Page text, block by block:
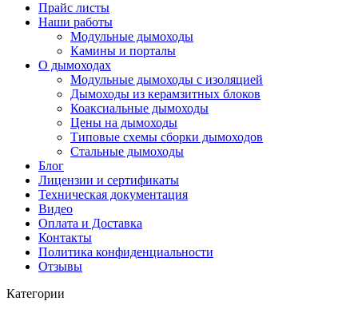
Прайс листы
Наши работы
Модульные дымоходы
Камины и порталы
О дымоходах
Модульные дымоходы с изоляцией
Дымоходы из керамзитных блоков
Коаксиальные дымоходы
Цены на дымоходы
Типовые схемы сборки дымоходов
Стальные дымоходы
Блог
Лицензии и сертификаты
Техническая документация
Видео
Оплата и Доставка
Контакты
Политика конфиденциальности
Отзывы
Категории